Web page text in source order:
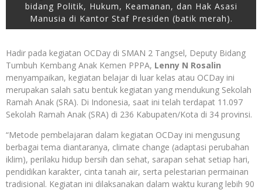
bidang Politik, Hukum, Keamanan, dan Hak Asasi
Manusia di Kantor Staf Presiden (batik merah).
Hadir pada kegiatan OCDay di SMAN 2 Tangsel, Deputy Bidang
Tumbuh Kembang Anak Kemen PPPA, Lenny N Rosalin
menyampaikan, kegiatan belajar di luar kelas atau OCDay ini
merupakan salah satu bentuk kegiatan yang mendukung Sekolah
Ramah Anak (SRA). Di Indonesia, saat ini telah terdapat 11.097
Sekolah Ramah Anak (SRA) di 236 Kabupaten/Kota di 34 provinsi.
“Metode pembelajaran dalam kegiatan OCDay ini mengusung
berbagai tema diantaranya, climate change (adaptasi perubahan
iklim), perilaku hidup bersih dan sehat, sarapan sehat setiap hari,
pendidikan karakter, cinta tanah air, serta pelestarian permainan
tradisional. Kegiatan ini dilaksanakan dalam waktu kurang lebih 90